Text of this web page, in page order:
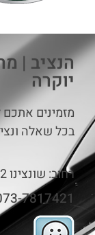
הנציב |
יוקרה
מזמינים אתכם
בכל שאלה
רחוב: שונצינו 22 תל אביב
7817421